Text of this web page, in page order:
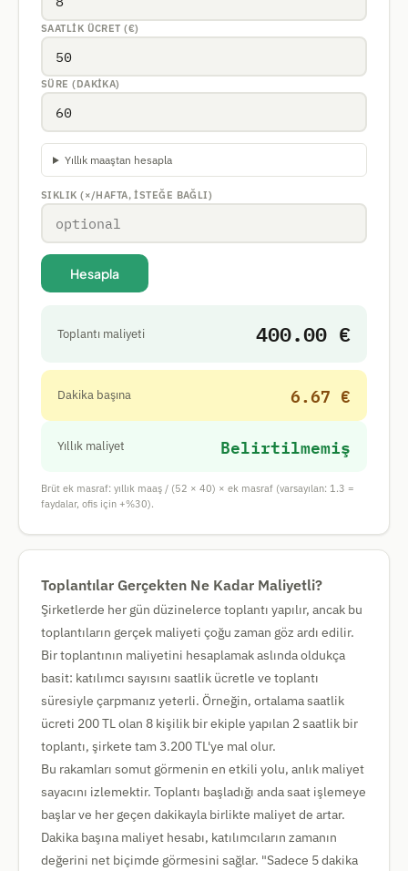
SAATLIK ÜCRET (€)
SÜRE (DAKIKA)
Yıllık maaştan hesapla
SIKLIK (×/HAFTA, ISTEĞE BAĞLI)
Hesapla
Toplantı maliyeti 400.00 €
Dakika başına 6.67 €
Yıllık maliyet Belirtilmemiş
Brüt ek masraf: yıllık maaş / (52 × 40) × ek masraf (varsayılan: 1.3 =
faydalar, ofis için +%30).
Toplantılar Gerçekten Ne Kadar Maliyetli?
Şirketlerde her gün düzinelerce toplantı yapılır, ancak bu
toplantıların gerçek maliyeti çoğu zaman göz ardı edilir.
Bir toplantının maliyetini hesaplamak aslında oldukça
basit: katılımcı sayısını saatlik ücretle ve toplantı
süresiyle çarpmanız yeterli. Örneğin, ortalama saatlik
ücreti 200 TL olan 8 kişilik bir ekiple yapılan 2 saatlik bir
toplantı, şirkete tam 3.200 TL'ye mal olur.
Bu rakamları somut görmenin en etkili yolu, anlık maliyet
sayacını izlemektir. Toplantı başladığı anda saat işlemeye
başlar ve her geçen dakikayla birlikte maliyet de artar.
Dakika başına maliyet hesabı, katılımcıların zamanın
değerini net biçimde görmesini sağlar. "Sadece 5 dakika